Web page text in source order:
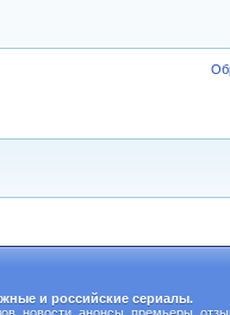
и российские сериалы.